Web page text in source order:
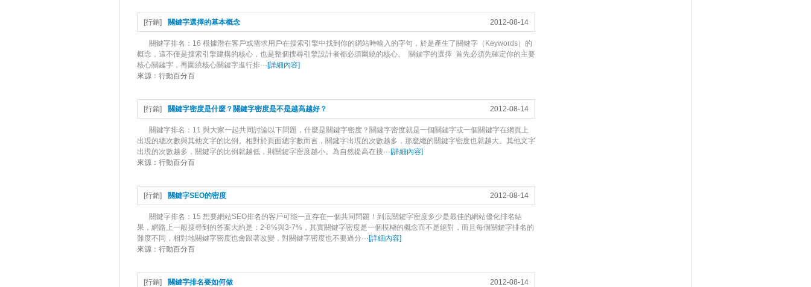
2012-08-14
[行銷] 關鍵字選擇的基本概念
關鍵字排名：16 根據潛在客戶或需求用戶在搜索引擎中找到你的網站時輸入的字句，於是產生了關鍵字（Keywords）的
概念，這不僅是搜索引擎建構的核心，也是整個搜尋引擎設計者都必須圍繞的核心。 關鍵字的選擇 首先必須先確定你的主要
核心關鍵字，再圍繞核心關鍵字進行排···[詳細內容]
來源： 行動百分百
2012-08-14
[行銷] 關鍵字密度是什麼？關鍵字密度是不是越高越好？
關鍵字排名：11 與大家一起共同討論以下問題，什麼是關鍵字密度？關鍵字密度就是一個關鍵字或一個關鍵字在網頁上
出現的總次數與其他文字的比例。相對於頁面總字數而言，關鍵字出現的次數越多，那麼總的關鍵字密度也就越大。其他文字
出現的次數越多，關鍵字的比例就越低，則關鍵字密度越小。為自然提高在搜···[詳細內容]
來源： 行動百分百
2012-08-14
[行銷] 關鍵字SEO的密度
關鍵字排名：15 想要網站SEO排名的客戶可能一直存在一個共同問題！到底關鍵字密度多少是最佳的網站優化排名結
果，網路上一般搜尋到的答案大約是：2-8%與3-7%，其實關鍵字密度是一個模糊的概念而不是絕對，而且每個關鍵字排名的
難度不同，相對地關鍵字密度也會跟著改變，對關鍵字密度也不要過分···[詳細內容]
來源： 行動百分百
2012-08-14
[行銷] 關鍵字排名要如何做